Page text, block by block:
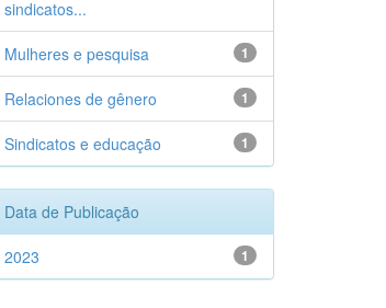
sindicatos...
1
Mulheres e pesquisa
1
Relaciones de gênero
1
Sindicatos e educação
Data de Publicação
1
2023